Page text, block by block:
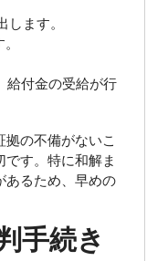
ます。
給付金の受給が行
の不備がないこ
です。特に和解ま
あるため、早めの
手続き